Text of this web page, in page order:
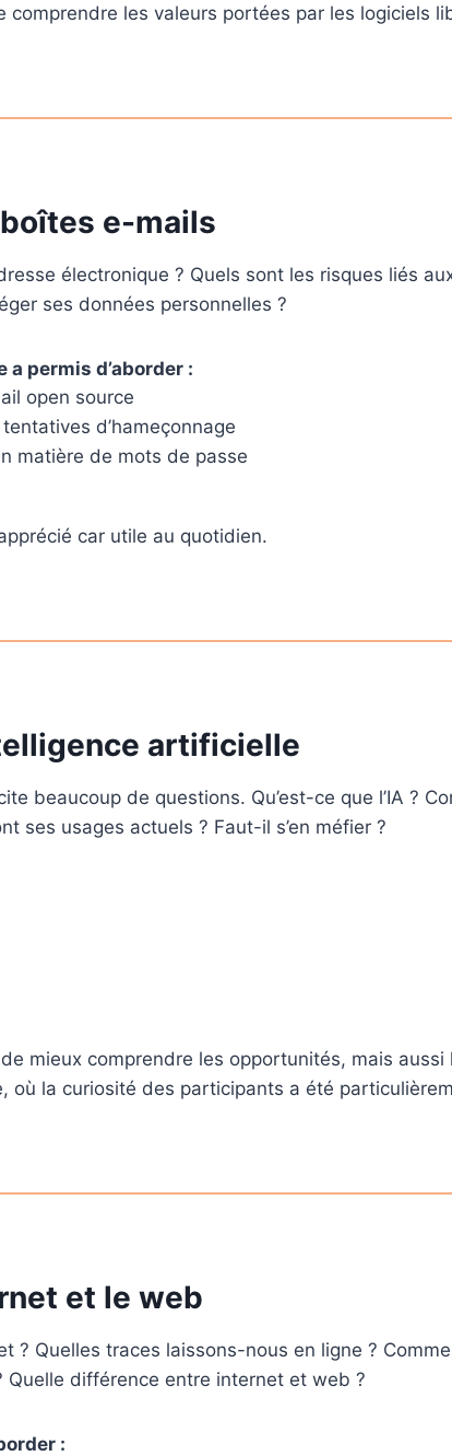
comprendre les valeurs portées par les logiciels
e-mails
électronique ? Quels sont les risques liés
ses données personnelles ?
permis d’aborder :
open source
d’hameçonnage
matière de mots de passe
car utile au quotidien.
artificielle
beaucoup de questions. Qu’est-ce que l’IA ?
ses usages actuels ? Faut-il s’en méfier ?
mieux comprendre les opportunités, mais
où la curiosité des participants a été
et le web
? Quelles traces laissons-nous en ligne ?
Quelle différence entre internet et web ?
: